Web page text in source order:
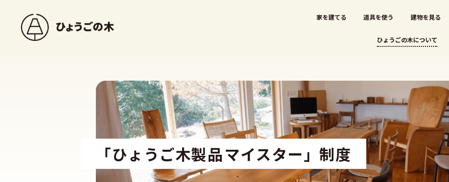
家を建てる 道具を使う 建物を見る
ひょうごの木について
「ひょうご木製品マイスター」制度